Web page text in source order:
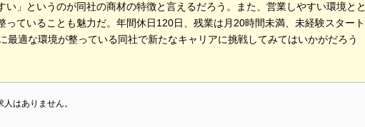
い」というのが同社の商材の特徴と言えるだろう。また、営業しやすい環境とと
っていることも魅力だ。年間休日120日、残業は月20時間未満、未経験スタート
最適な環境が整っている同社で新たなキャリアに挑戦してみてはいかがだろう
はありません。